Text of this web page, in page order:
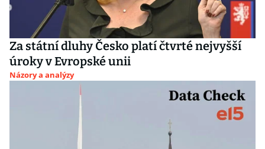
Za státní dluhy Česko platí čtvrté nejvyšší
úroky v Evropské unii
Názory a analýzy